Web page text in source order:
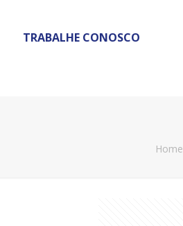
TRABALHE CONOSCO
Home